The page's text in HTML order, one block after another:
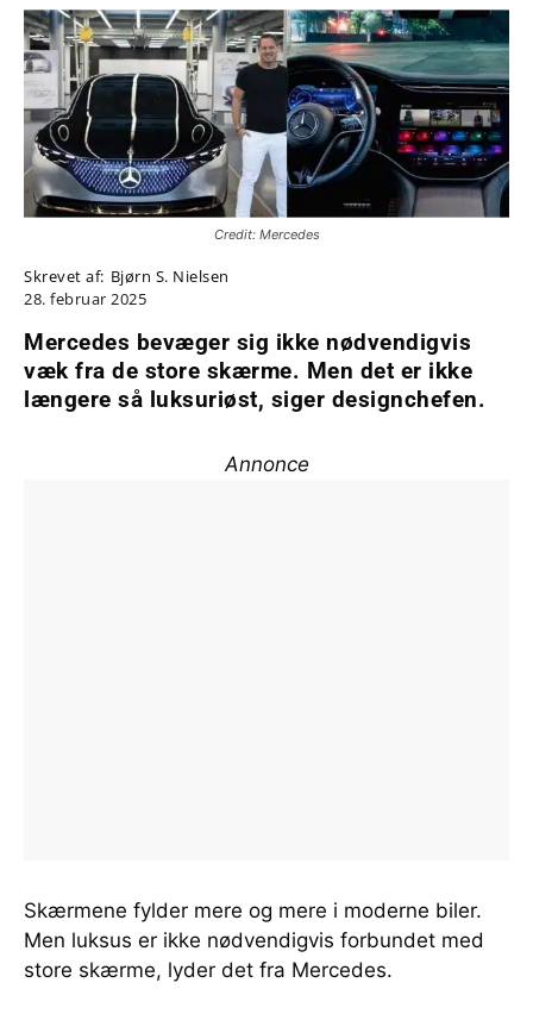
Credit: Mercedes
Skrevet af: Bjørn S. Nielsen
28. februar 2025
Mercedes bevæger sig ikke nødvendigvis
væk fra de store skærme. Men det er ikke
længere så luksuriøst, siger designchefen.
Annonce
Skærmene fylder mere og mere i moderne biler.
Men luksus er ikke nødvendigvis forbundet med
store skærme, lyder det fra Mercedes.